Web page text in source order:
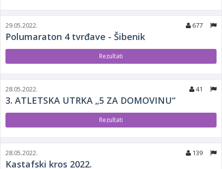
29.05.2022. 677
Polumaraton 4 tvrđave - Šibenik
Rezultati
28.05.2022. 41
3. ATLETSKA UTRKA „5 ZA DOMOVINU“
Rezultati
28.05.2022. 139
Kastafski kros 2022.